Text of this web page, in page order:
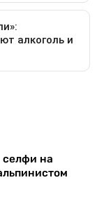
селфи на